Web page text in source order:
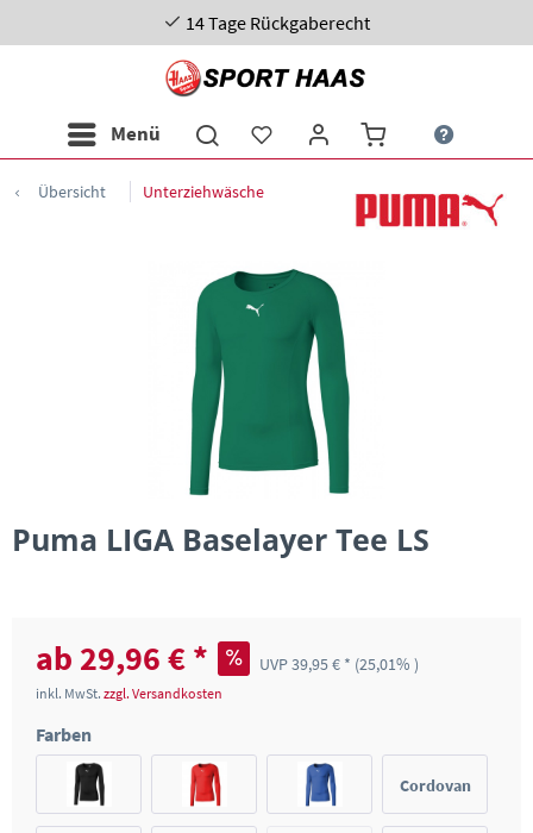
14 Tage Rückgaberecht
Menü
Übersicht Unterziehwäsche
Puma LIGA Baselayer Tee LS
ab 29,96 € * UVP 39,95 € * (25,01% )
inkl. MwSt. zzgl. Versandkosten
Farben
Cordovan